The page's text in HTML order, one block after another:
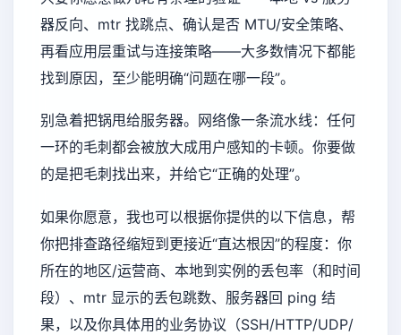
器反向、mtr 找跳点、确认是否 MTU/安全策略、
再看应用层重试与连接策略——大多数情况下都能
找到原因，至少能明确“问题在哪一段”。
别急着把锅甩给服务器。网络像一条流水线：任何
一环的毛刺都会被放大成用户感知的卡顿。你要做
的是把毛刺找出来，并给它“正确的处理”。
如果你愿意，我也可以根据你提供的以下信息，帮
你把排查路径缩短到更接近“直达根因”的程度：你
所在的地区/运营商、本地到实例的丢包率（和时间
段）、mtr 显示的丢包跳数、服务器回 ping 结
果，以及你具体用的业务协议（SSH/HTTP/UDP/